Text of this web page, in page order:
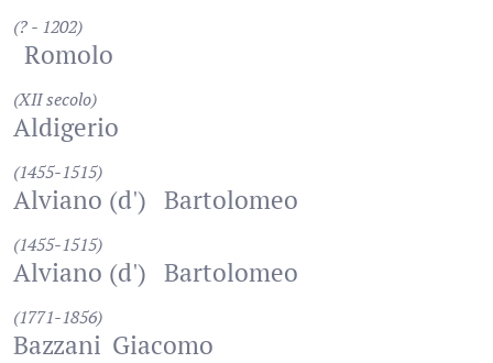
(? - 1202)
Romolo
(XII secolo)
Aldigerio
(1455-1515)
Alviano (d') Bartolomeo
(1455-1515)
Alviano (d') Bartolomeo
(1771-1856)
Bazzani Giacomo